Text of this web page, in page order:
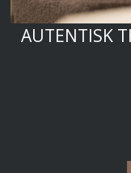
AUTENTISK